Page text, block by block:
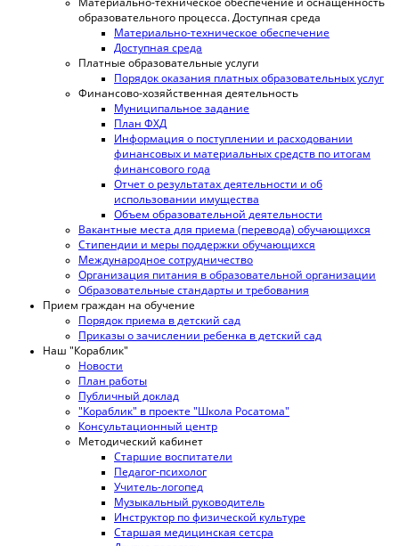
образовательного процесса. Доступная среда
Материально-техническое обеспечение
Доступная среда
Платные образовательные услуги
Порядок оказания платных образовательных услуг
Финансово-хозяйственная деятельность
Муниципальное задание
План ФХД
Информация о поступлении и расходовании
финансовых и материальных средств по итогам
финансового года
Отчет о результатах деятельности и об
использовании имущества
Объем образовательной деятельности
Вакантные места для приема (перевода) обучающихся
Стипендии и меры поддержки обучающихся
Международное сотрудничество
Организация питания в образовательной организации
Образовательные стандарты и требования
Прием граждан на обучение
Порядок приема в детский сад
Приказы о зачислении ребенка в детский сад
Наш "Кораблик"
Новости
План работы
Публичный доклад
"Кораблик" в проекте "Школа Росатома"
Консультационный центр
Методический кабинет
Старшие воспитатели
Педагог-психолог
Учитель-логопед
Музыкальный руководитель
Инструктор по физической культуре
Старшая медицинская сетсра